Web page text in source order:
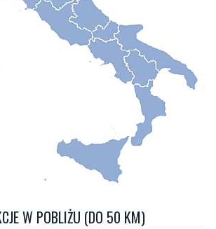
W POBLIŻU (DO 50 KM)